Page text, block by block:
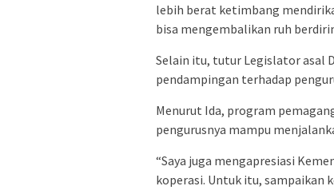
lebih berat ketimbang
bisa mengembalikan ruh
Selain itu, tutur Legislator asal
pendampingan terhadap
Menurut Ida, program
pengurusnya mampu
“Saya juga mengapresiasi
koperasi. Untuk itu, sampaikan